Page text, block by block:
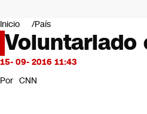
Mundo
Negocios
Deportes
Programas completos
Servicios
Inicio País
Voluntariado
15- 09- 2016 11:43
Por CNN